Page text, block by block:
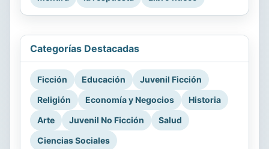
Categorías Destacadas
Ficción Educación
Juvenil Ficción
Religión
Economía y Negocios
Historia
Arte
Juvenil No Ficción
Salud
Ciencias Sociales